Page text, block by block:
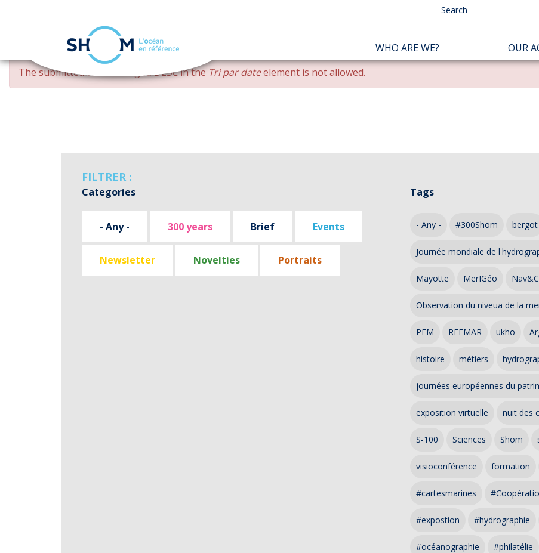
Skip
main
NAVIGATION
PRINCIPALE
WHO ARE WE? OUR
ERROR
MESSAGE
The submitted value changed DESCin theTri par dateelement is not allowed.
FILTRER :
Categories
- Any - 300 years Brief Events
Newsletter Novelties Portraits
Tags
- Any - #300Shom bergot
Journée mondiale de
Mayotte MerIGéo
Observation du niveua de la
PEM REFMAR ukho
histoire métiers
journées européennes du
exposition virtuelle nuit des
S-100 Sciences Shom
visioconférence formation
#cartesmarines
#expostion #hydrographie
#océanographie #philatélie